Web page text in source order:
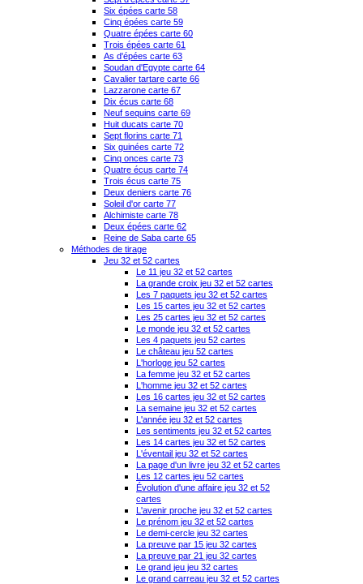
Six épées carte 58
Cinq épées carte 59
Quatre épées carte 60
Trois épées carte 61
As d'épées carte 63
Soudan d'Egypte carte 64
Cavalier tartare carte 66
Lazzarone carte 67
Dix écus carte 68
Neuf sequins carte 69
Huit ducats carte 70
Sept florins carte 71
Six guinées carte 72
Cinq onces carte 73
Quatre écus carte 74
Trois écus carte 75
Deux deniers carte 76
Soleil d'or carte 77
Alchimiste carte 78
Deux épées carte 62
Reine de Saba carte 65
Méthodes de tirage
Jeu 32 et 52 cartes
Le 11 jeu 32 et 52 cartes
La grande croix jeu 32 et 52 cartes
Les 7 paquets jeu 32 et 52 cartes
Les 15 cartes jeu 32 et 52 cartes
Les 25 cartes jeu 32 et 52 cartes
Le monde jeu 32 et 52 cartes
Les 4 paquets jeu 52 cartes
Le château jeu 52 cartes
L'horloge jeu 52 cartes
La femme jeu 32 et 52 cartes
L'homme jeu 32 et 52 cartes
Les 16 cartes jeu 32 et 52 cartes
La semaine jeu 32 et 52 cartes
L'année jeu 32 et 52 cartes
Les sentiments jeu 32 et 52 cartes
Les 14 cartes jeu 32 et 52 cartes
L'éventail jeu 32 et 52 cartes
La page d'un livre jeu 32 et 52 cartes
Les 12 cartes jeu 52 cartes
Évolution d'une affaire jeu 32 et 52
cartes
L'avenir proche jeu 32 et 52 cartes
Le prénom jeu 32 et 52 cartes
Le demi-cercle jeu 32 cartes
La preuve par 15 jeu 32 cartes
La preuve par 21 jeu 32 cartes
Le grand jeu jeu 32 cartes
Le grand carreau jeu 32 et 52 cartes